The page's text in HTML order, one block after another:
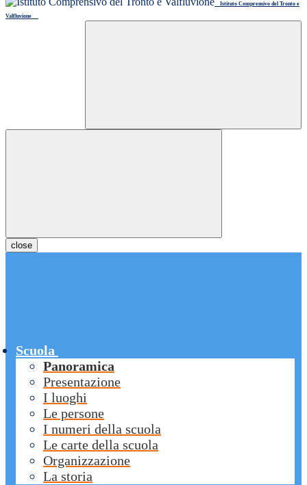
Istituto Comprensivo del Tronto e
Valfluvione
close
Scuola
Panoramica
Presentazione
I luoghi
Le persone
I numeri della scuola
Le carte della scuola
Organizzazione
La storia